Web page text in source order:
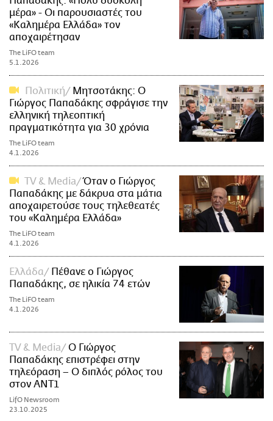
μέρα» - Οι παρουσιαστές του
«Καλημέρα Ελλάδα» τον
αποχαιρέτησαν
The LiFO team
5.1.2026
Πολιτική
Μητσοτάκης: Ο
Γιώργος Παπαδάκης σφράγισε την
ελληνική τηλεοπτική
πραγματικότητα για 30 χρόνια
The LiFO team
4.1.2026
TV & Media
Όταν ο Γιώργος
Παπαδάκης με δάκρυα στα μάτια
αποχαιρετούσε τους τηλεθεατές
του «Καλημέρα Ελλάδα»
The LiFO team
4.1.2026
Ελλάδα
Πέθανε ο Γιώργος
Παπαδάκης, σε ηλικία 74 ετών
The LiFO team
4.1.2026
TV & Media
Ο Γιώργος
Παπαδάκης επιστρέφει στην
τηλεόραση – Ο διπλός ρόλος του
στον ANT1
LifO Newsroom
23.10.2025